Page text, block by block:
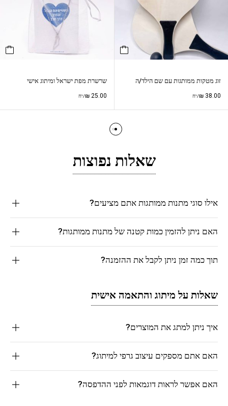
זוג מטקות ממותגות עם שם הילד/ה
₪ 38.00 /יח
שרשרת מפת ישראל ומיתוג אישי
₪25.00 /יח
שאלות נפוצות
אילו סוגי מתנות ממותגות אתם מציעים?
האם ניתן להזמין כמות קטנה של מתנות ממותגות?
תוך כמה זמן ניתן לקבל את ההזמנה?
שאלות על מיתוג והתאמה אישית
איך ניתן למתג את המוצרים?
האם אתם מספקים עיצוב גרפי למיתוג?
האם אפשר לראות דוגמאות לפני ההדפסה?